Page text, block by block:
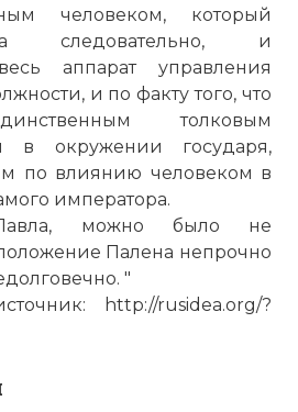
человеком, который
а следовательно, и
аппарат управления
и по факту того, что
толковым
в окружении государя,
по влиянию человеком в
императора.
можно было не
Палена непрочно
"
http://rusidea.org/?